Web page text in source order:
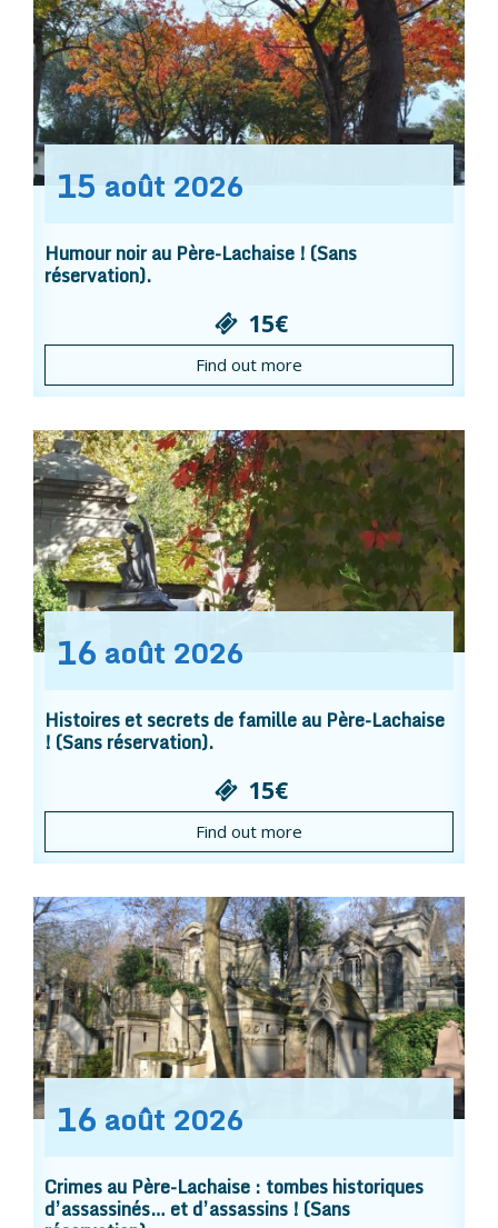
15 août 2026
Humour noir au Père-Lachaise ! (Sans
réservation).
15€
Find out more
16 août 2026
Histoires et secrets de famille au Père-Lachaise
! (Sans réservation).
15€
Find out more
16 août 2026
Crimes au Père-Lachaise : tombes historiques
d’assassinés… et d’assassins ! (Sans